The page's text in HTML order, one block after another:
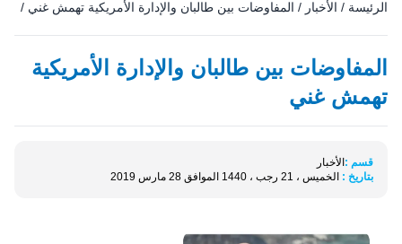
الرئيسة / الأخبار / المفاوضات بين طالبان والإدارة الأمريكية تهمش غني /
المفاوضات بين طالبان والإدارة الأمريكية
تهمش غني
قسم : الأخبار
بتاريخ : الخميس ، 21 رجب ، 1440 الموافق 28 مارس 2019